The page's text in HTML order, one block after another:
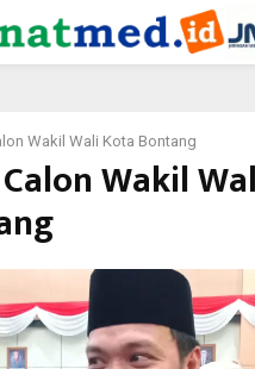
Wakil Wali Kota Bontang
Wakil